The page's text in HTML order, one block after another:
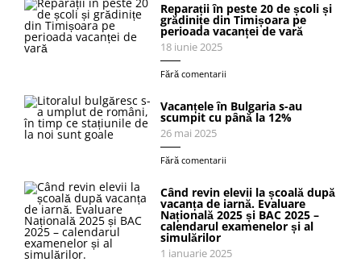
Reparații în peste 20 de școli și
grădinițe din Timișoara pe
perioada vacanței de vară
18 iunie 2025
Fără comentarii
Vacanțele în Bulgaria s-au
scumpit cu până la 12%
26 mai 2025
Fără comentarii
Când revin elevii la școală după
vacanța de iarnă. Evaluare
Națională 2025 și BAC 2025 –
calendarul examenelor și al
simulărilor
1 ianuarie 2025